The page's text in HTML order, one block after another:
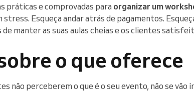
práticas e comprovadas para organizar um
Esqueça andar atrás de pagamentos.
de manter as suas aulas cheias e os clientes
o que oferece
não perceberem o que é o seu evento, não se